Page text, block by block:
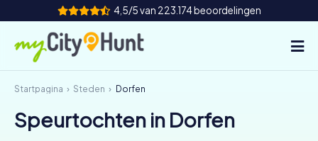
4,5/5 van 223.174 beoordelingen
Hoe het werkt
Steden
Startpagina Steden Dorfen
Speurtochten in Dorfen